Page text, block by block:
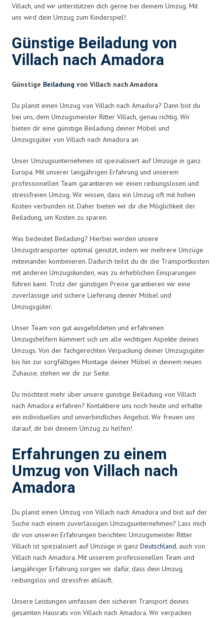
Villach, und wir unterstützen dich gerne bei deinem Umzug. Mit
uns wird dein Umzug zum Kinderspiel!
Günstige Beiladung von
Villach nach Amadora
Günstige Beiladung von Villach nach Amadora
Du planst einen Umzug von Villach nach Amadora? Dann bist du
bei uns, dem Umzugsmeister Ritter Villach, genau richtig. Wir
bieten dir eine günstige Beiladung deiner Möbel und
Umzugsgüter von Villach nach Amadora an.
Unser Umzugsunternehmen ist spezialisiert auf Umzüge in ganz
Europa. Mit unserer langjährigen Erfahrung und unserem
professionellen Team garantieren wir einen reibungslosen und
stressfreien Umzug. Wir wissen, dass ein Umzug oft mit hohen
Kosten verbunden ist. Daher bieten wir dir die Möglichkeit der
Beiladung, um Kosten zu sparen.
Was bedeutet Beiladung? Hierbei werden unsere
Umzugstransporter optimal genutzt, indem wir mehrere Umzüge
miteinander kombinieren. Dadurch teilst du dir die Transportkosten
mit anderen Umzugskunden, was zu erheblichen Einsparungen
führen kann. Trotz der günstigen Preise garantieren wir eine
zuverlässige und sichere Lieferung deiner Möbel und
Umzugsgüter.
Unser Team von gut ausgebildeten und erfahrenen
Umzugshelfern kümmert sich um alle wichtigen Aspekte deines
Umzugs. Von der fachgerechten Verpackung deiner Umzugsgüter
bis hin zur sorgfältigen Montage deiner Möbel in deinem neuen
Zuhause, stehen wir dir zur Seite.
Du möchtest mehr über unsere günstige Beiladung von Villach
nach Amadora erfahren? Kontaktiere uns noch heute und erhalte
ein individuelles und unverbindliches Angebot. Wir freuen uns
darauf, dir bei deinem Umzug zu helfen!
Erfahrungen zu einem
Umzug von Villach nach
Amadora
Du planst einen Umzug von Villach nach Amadora und bist auf der
Suche nach einem zuverlässigen Umzugsunternehmen? Lass mich
dir von unseren Erfahrungen berichten: Umzugsmeister Ritter
Villach ist spezialisiert auf Umzüge in ganz Deutschland, auch von
Villach nach Amadora. Mit unserem professionellen Team und
langjähriger Erfahrung sorgen wir dafür, dass dein Umzug
reibungslos und stressfrei abläuft.
Unsere Leistungen umfassen den sicheren Transport deines
gesamten Hausrats von Villach nach Amadora. Wir verpacken